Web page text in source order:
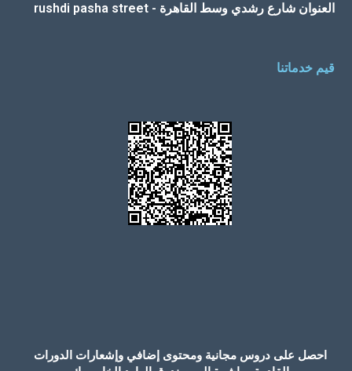
العنوان شارع رشدي وسط القاهرة - rushdi pasha street
قيم خدماتنا
احصل على دروس مجانية ومحتوى إضافي وإشعارات الدورات